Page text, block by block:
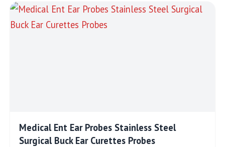
Medical Ent Ear Probes Stainless Steel
Surgical Buck Ear Curettes Probes